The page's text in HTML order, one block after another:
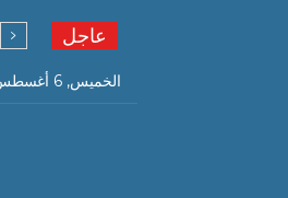
عاجل
الخميس, 6 أغسطس, 2026